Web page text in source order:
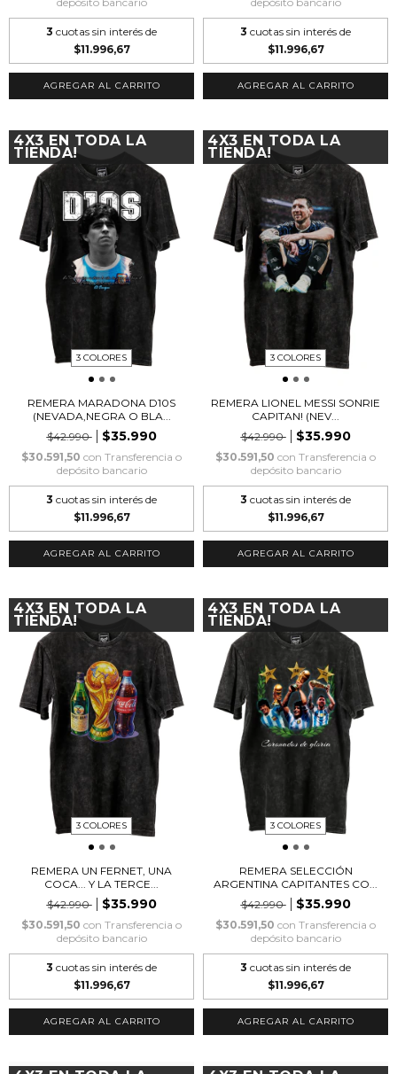
3 cuotas sin interés de
$11.996,67
AGREGAR AL CARRITO
3 cuotas sin interés de
$11.996,67
AGREGAR AL CARRITO
4X3 EN TODA LA
TIENDA!
3 COLORES
REMERA MARADONA D10S
(NEVADA,NEGRA O BLA...
$42.990
$35.990
$30.591,50 con Transferencia o
depósito bancario
3 cuotas sin interés de
$11.996,67
AGREGAR AL CARRITO
4X3 EN TODA LA
TIENDA!
3 COLORES
REMERA LIONEL MESSI SONRIE
CAPITAN! (NEV...
$42.990
$35.990
$30.591,50 con Transferencia o
depósito bancario
3 cuotas sin interés de
$11.996,67
AGREGAR AL CARRITO
4X3 EN TODA LA
TIENDA!
3 COLORES
REMERA UN FERNET, UNA
COCA... Y LA TERCE...
$42.990
$35.990
$30.591,50 con Transferencia o
depósito bancario
3 cuotas sin interés de
$11.996,67
AGREGAR AL CARRITO
4X3 EN TODA LA
TIENDA!
3 COLORES
REMERA SELECCIÓN
ARGENTINA CAPITANTES CO...
$42.990
$35.990
$30.591,50 con Transferencia o
depósito bancario
3 cuotas sin interés de
$11.996,67
AGREGAR AL CARRITO